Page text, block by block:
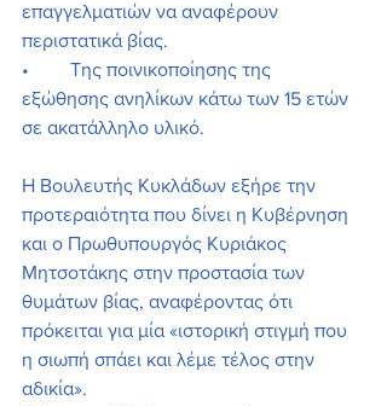
επαγγελματιών να αναφέρουν
περιστατικά βίας.
•	Της ποινικοποίησης της
εξώθησης ανηλίκων κάτω των 15 ετών
σε ακατάλληλο υλικό.
Η Βουλευτής Κυκλάδων εξήρε την
προτεραιότητα που δίνει η Κυβέρνηση
και ο Πρωθυπουργός Κυριάκος
Μητσοτάκης στην προστασία των
θυμάτων βίας, αναφέροντας ότι
πρόκειται για μία «ιστορική στιγμή που
η σιωπή σπάει και λέμε τέλος στην
αδικία».